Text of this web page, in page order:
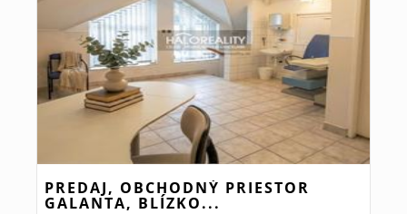
PREDAJ, OBCHODNÝ PRIESTOR
GALANTA, BLÍZKO...